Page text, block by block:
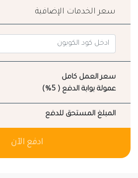
سعر الخدمات الإضافية
سعر العمل كامل
عمولة بوابة الدفع ( 5%)
المبلغ المستحق للدفع
ادفع الآن